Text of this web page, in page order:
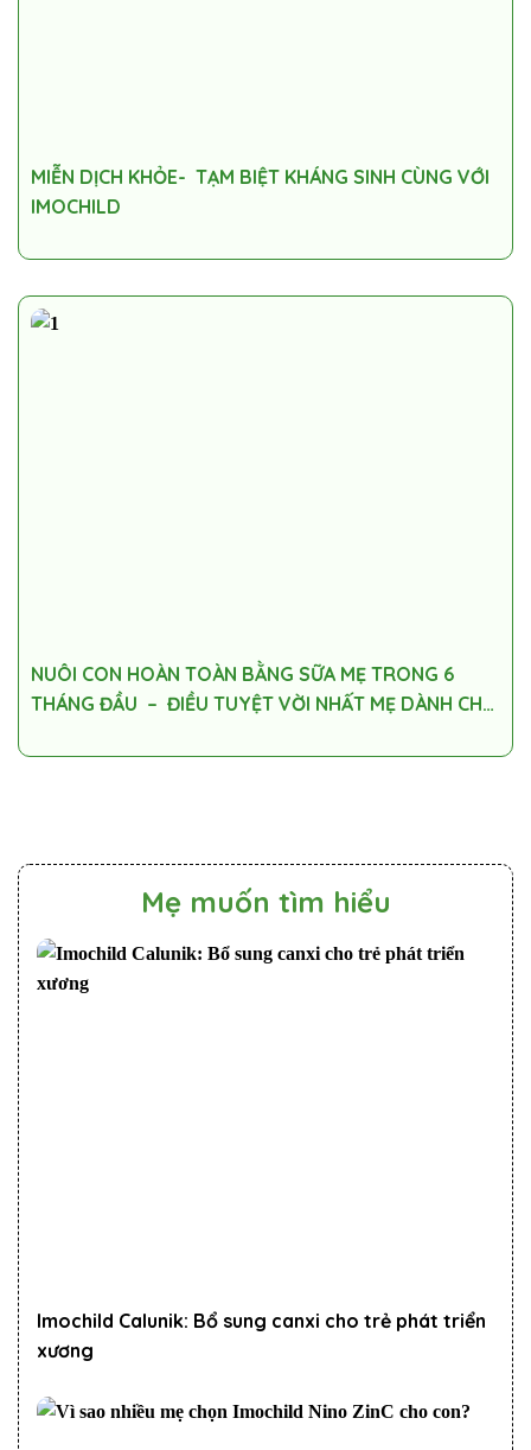
MIỄN DỊCH KHỎE- TẠM BIỆT KHÁNG SINH CÙNG VỚI
IMOCHILD
NUÔI CON HOÀN TOÀN BẰNG SỮA MẸ TRONG 6
THÁNG ĐẦU – ĐIỀU TUYỆT VỜI NHẤT MẸ DÀNH CHO
Mẹ muốn tìm hiểu
Imochild Calunik: Bổ sung canxi cho trẻ phát triển
xương